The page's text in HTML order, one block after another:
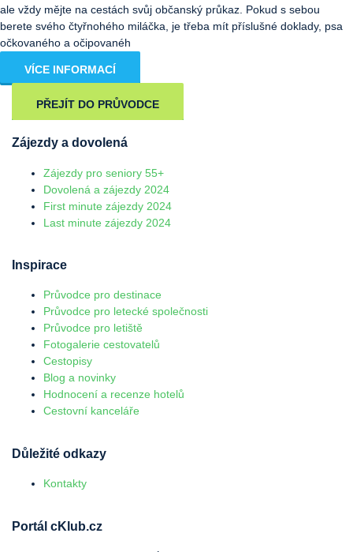
ale vždy mějte na cestách svůj občanský průkaz. Pokud s sebou
berete svého čtyřnohého miláčka, je třeba mít příslušné doklady, psa
očkovaného a očipovanéh
VÍCE INFORMACÍ
PŘEJÍT DO PRŮVODCE
Zájezdy a dovolená
Zájezdy pro seniory 55+
Dovolená a zájezdy 2024
First minute zájezdy 2024
Last minute zájezdy 2024
Inspirace
Průvodce pro destinace
Průvodce pro letecké společnosti
Průvodce pro letiště
Fotogalerie cestovatelů
Cestopisy
Blog a novinky
Hodnocení a recenze hotelů
Cestovní kanceláře
Důležité odkazy
Kontakty
Portál cKlub.cz